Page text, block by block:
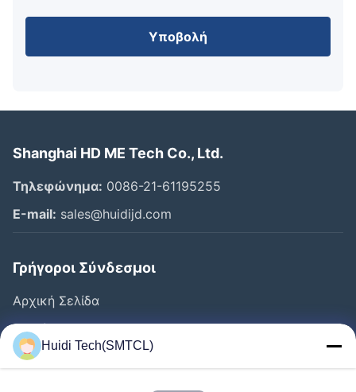
Υποβολή
Shanghai HD ME Tech Co., Ltd.
Τηλεφώνημα: 0086-21-61195255
Ε-mail: sales@huidijd.com
Γρήγοροι Σύνδεσμοι
Αρχική Σελίδα
Προϊόντα
Βίντεο
Huidi Tech(SMTCL)